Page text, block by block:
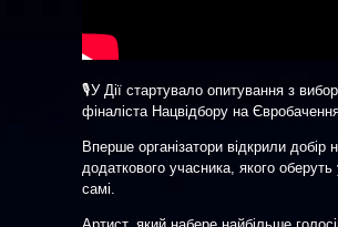
🎙У Дії стартувало опитування з
фіналіста Нацвідбору на
Вперше організатори відкрили добір
додаткового учасника, якого оберуть
самі.